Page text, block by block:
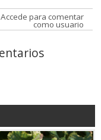
para comentar
como usuario